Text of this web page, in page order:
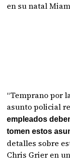
en su natal
“Temprano por
asunto policial
empleados
tomen estos
detalles sobre
Chris Grier en